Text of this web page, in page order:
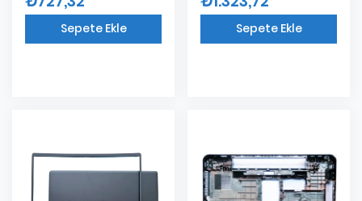
Sepete Ekle Sepete Ekle